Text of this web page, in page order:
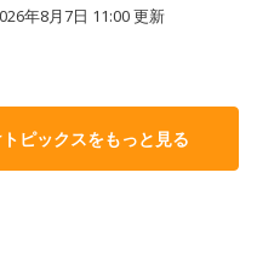
年8月7日 11:00更新
ピックスをもっと見る